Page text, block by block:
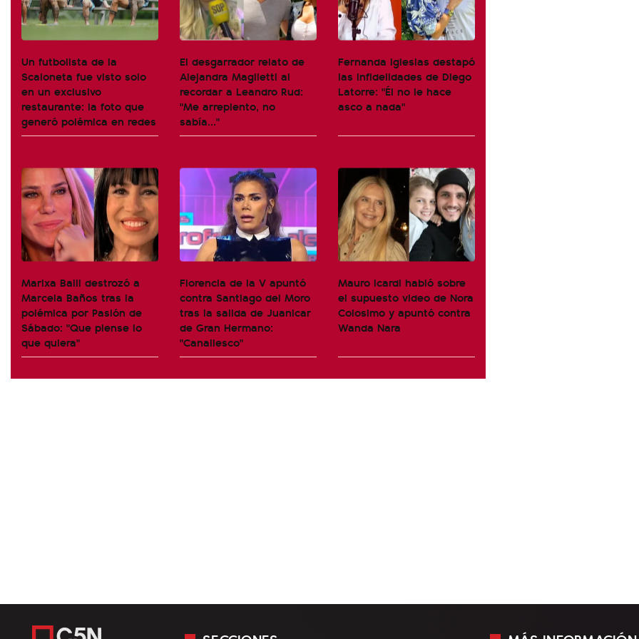
Un futbolista de la
Scaloneta fue visto solo
en un exclusivo
restaurante: la foto que
generó polémica en redes
El desgarrador relato de
Alejandra Maglietti al
recordar a Leandro Rud:
"Me arrepiento, no
sabía..."
Fernanda Iglesias destapó
las infidelidades de Diego
Latorre: "Él no le hace
asco a nada"
Marixa Balli destrozó a
Marcela Baños tras la
polémica por Pasión de
Sábado: "Que piense lo
que quiera"
Florencia de la V apuntó
contra Santiago del Moro
tras la salida de Juanicar
de Gran Hermano:
"Canallesco"
Mauro Icardi habló sobre
el supuesto video de Nora
Colosimo y apuntó contra
Wanda Nara